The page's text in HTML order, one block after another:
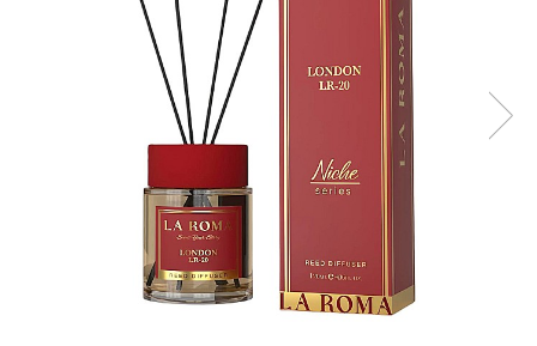
Masca & Gel de par
Servetele Umede & Uscate